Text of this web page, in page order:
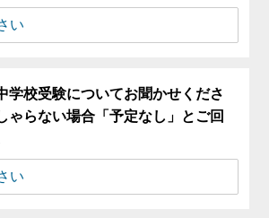
学校受験についてお聞かせくださ
ゃらない場合「予定なし」とご回